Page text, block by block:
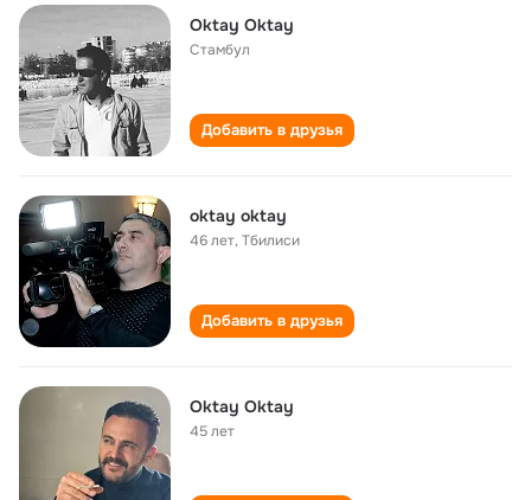
Oktay Oktay
Стамбул
Добавить в друзья
oktay oktay
46 лет,Тбилиси
Добавить в друзья
Oktay Oktay
45 лет